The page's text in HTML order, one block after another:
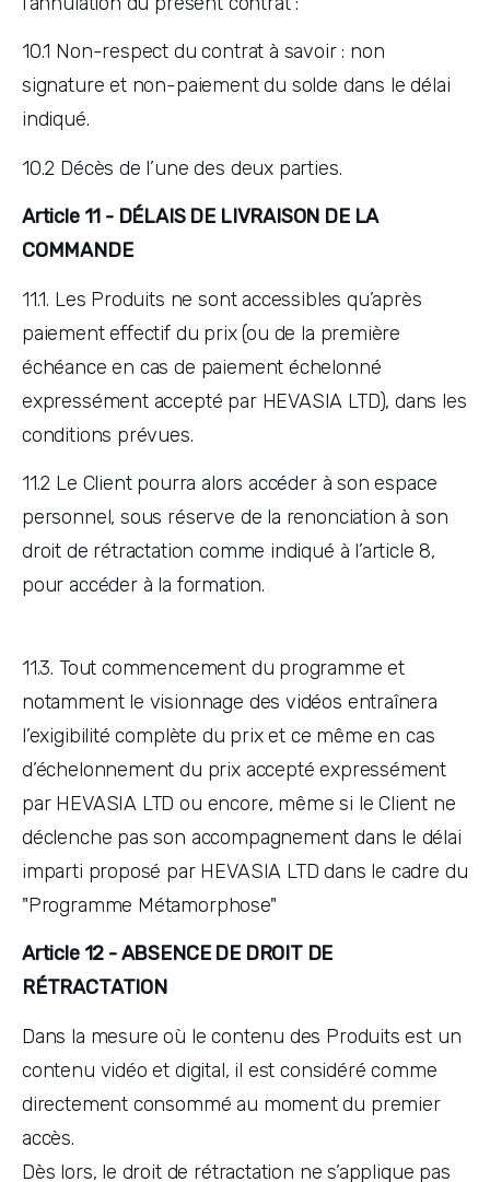
10.1 Non-respect du contrat à savoir : non
signature et non-paiement du solde dans le délai
indiqué.
10.2 Décès de l’une des deux parties.
Article 11 - DÉLAIS DE LIVRAISON DE LA
COMMANDE
11.1. Les Produits ne sont accessibles qu’après
paiement effectif du prix (ou de la première
échéance en cas de paiement échelonné
expressément accepté par HEVASIA LTD), dans les
conditions prévues.
11.2 Le Client pourra alors accéder à son espace
personnel, sous réserve de la renonciation à son
droit de rétractation comme indiqué à l’article 8,
pour accéder à la formation.
11.3. Tout commencement du programme et
notamment le visionnage des vidéos entraînera
l’exigibilité complète du prix et ce même en cas
d’échelonnement du prix accepté expressément
par HEVASIA LTD ou encore, même si le Client ne
déclenche pas son accompagnement dans le délai
imparti proposé par HEVASIA LTD dans le cadre du
"Programme Métamorphose"
Article 12 - ABSENCE DE DROIT DE
RÉTRACTATION
Dans la mesure où le contenu des Produits est un
contenu vidéo et digital, il est considéré comme
directement consommé au moment du premier
accès.
Dès lors, le droit de rétractation ne s’applique pas